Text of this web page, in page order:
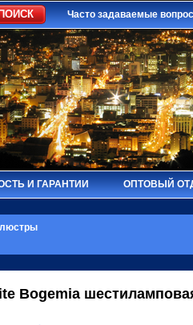
Часто задаваемые
И ГАРАНТИИ ОПТОВЫЙ
Bogemia